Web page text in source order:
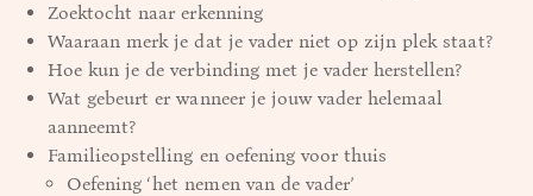
Zoektocht naar erkenning
Waaraan merk je dat je vader niet op zijn plek staat?
Hoe kun je de verbinding met je vader herstellen?
Wat gebeurt er wanneer je jouw vader helemaal
aanneemt?
Familieopstelling en oefening voor thuis
Oefening ‘het nemen van de vader’